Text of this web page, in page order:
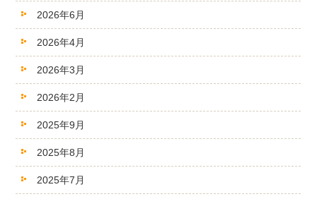
2026年6月
2026年4月
2026年3月
2026年2月
2025年9月
2025年8月
2025年7月